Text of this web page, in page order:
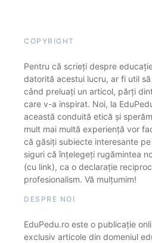
COPYRIGHT
Pentru că scrieți despre
datorită acestui lucru, ar fi util
când preluați un articol, părți
care v-a inspirat. Noi, la
această conduită etică și
mult mai multă experiență vor
că găsiți subiecte interesante
siguri că înțelegeți rugămintea
(cu link), ca o declarație
profesionalism. Vă mulțumim!
DESPRE NOI
EduPedu.ro este o publicație
exclusiv articole din domeniul